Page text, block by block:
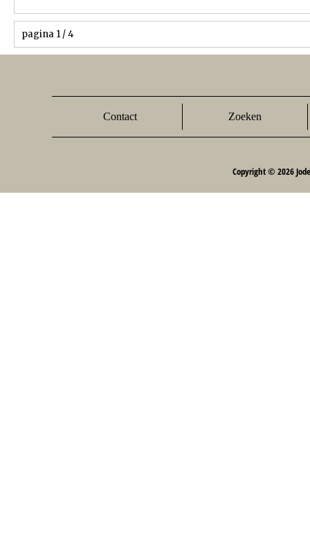
pagina 1 / 4
Contact Zoeken
Copyright © 2026